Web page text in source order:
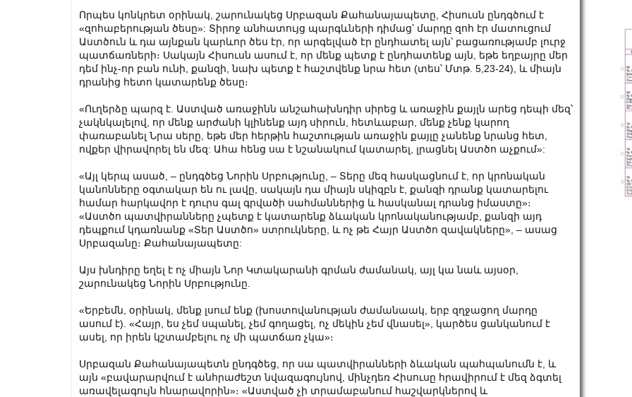
Որպես կոնկրետ օրինակ, շարունակեց Սրբազան Քահանայապետը, Հիսուսն ընդգծում է
«զոհաբերության ծեսը»: Տիրոջ անհատույց պարգևների դիմաց՝ մարդը զոհ էր մատուցում
Աստծուն և դա այնքան կարևոր ծես էր, որ արգելված էր ընդհատել այն՝ բացառությամբ լուրջ
պատճառների։ Սակայն Հիսուսն ասում է, որ մենք պետք է ընդհատենք այն, եթե եղբայրը մեր
դեմ ինչ-որ բան ունի, քանզի, նախ պետք է հաշտվենք նրա հետ (տես՝ Մտթ. 5,23-24), և միայն
դրանից հետո կատարենք ծեսը։
«Ուղերձը պարզ է. Աստված առաջինն անշահախնդիր սիրեց և առաջին քայլն արեց դեպի մեզ՝
չակնկալելով, որ մենք արժանի կլինենք այդ սիրուն, հետևաբար, մենք չենք կարող
փառաբանել Նրա սերը, եթե մեր հերթին հաշտության առաջին քայլը չանենք նրանց հետ,
ովքեր վիրավորել են մեզ: Ահա հենց սա է նշանակում կատարել, լրացնել Աստծո աչքում»:
«Այլ կերպ ասած, – ընդգծեց Նորին Սրբությունը, – Տերը մեզ հասկացնում է, որ կրոնական
կանոնները օգտակար են ու լավը, սակայն դա միայն սկիզբն է, քանզի դրանք կատարելու
համար հարկավոր է դուրս գալ գրվածի սահմաններից և հասկանալ դրանց իմաստը»։
«Աստծո պատվիրանները չպետք է կատարենք ձևական կրոնականությամբ, քանզի այդ
դեպքում կդառնանք «Տեր Աստծո» ստրուկները, և ոչ թե Հայր Աստծո զավակները», – ասաց
Սրբազանը։ Քահանայապետը:
Այս խնդիրը եղել է ոչ միայն Նոր Կտակարանի գրման ժամանակ, այլ կա նաև այսօր,
շարունակեց Նորին Սրբությունը.
«Երբեմն, օրինակ, մենք լսում ենք (խոստովանության ժամանաակ, երբ զղջացող մարդը
ասում է). «Հայր, ես չեմ սպանել, չեմ գողացել, ոչ մեկին չեմ վնասել», կարծես ցանկանում է
ասել, որ իրեն կշտամբելու ոչ մի պատճառ չկա»։
Սրբազան Քահանայապետն ընդգծեց, որ սա պատվիրանների ձևական պահպանումն է, և
այն «բավարարվում է անհրաժեշտ նվազագույնով, մինչդեռ Հիսուսը հրավիրում է մեզ ձգտել
առավելագույն հնարավորին»։ «Աստված չի տրամաբանում հաշվարկներով և